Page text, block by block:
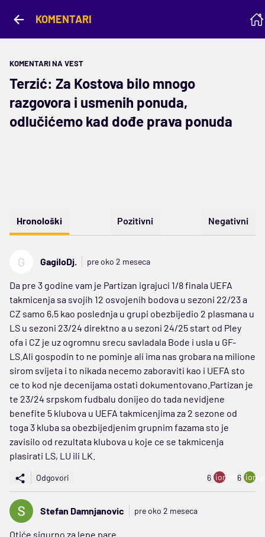
KOMENTARI
KOMENTARI NA VEST
Terzić: Za Kostova bilo mnogo
razgovora i usmenih ponuda,
odlučićemo kad dođe prava ponuda
Hronološki Pozitivni Negativni
G GagiloDj. pre oko 2 meseca
Da pre 3 godine vam je Partizan igrajuci 1/8 finala UEFA
takmicenja sa svojih 12 osvojenih bodova u sezoni 22/23 a
CZ samo 6,5 kao poslednja u grupi obezbijedio 2 plasmana u
LS u sezoni 23/24 direktno a u sezoni 24/25 start od Pley
ofa i CZ je uz ogromnu srecu savladala Bode i usla u GF-
LS.Ali gospodin to ne pominje ali ima nas grobara na milione
sirom svijeta i to nikada necemo zaboraviti kao i UEFA sto
ce to kod nje decenijama ostati dokumentovano.Partizan je
te 23/24 srpskom fudbalu donijeo do tada nevidjene
benefite 5 klubova u UEFA takmicenjima za 2 sezone od
toga 3 kluba sa obezbijedjenim grupnim fazama sto je
zavisilo od rezultata klubova u koje ce se takmicenja
plasirati LS, LU ili LK.
Odgovori 6 ion:minus
6
Stefan Damnjanovic pre oko 2 meseca
Otiće sigurno za lepe pare